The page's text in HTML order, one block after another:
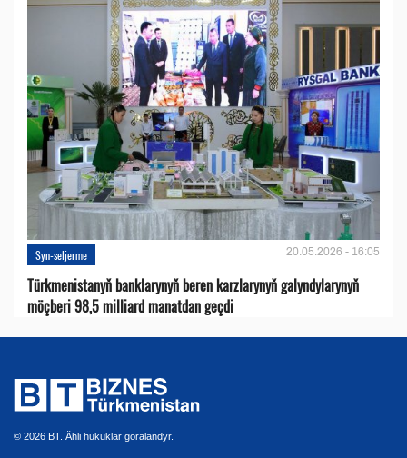
Syn-seljerme 20.05.2026 - 16:05
Türkmenistanyň banklarynyň beren karzlarynyň galyndylarynyň
möçberi 98,5 milliard manatdan geçdi
© 2026 BT. Ähli hukuklar goralandyr.